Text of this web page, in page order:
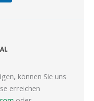
können Sie uns
erreichen